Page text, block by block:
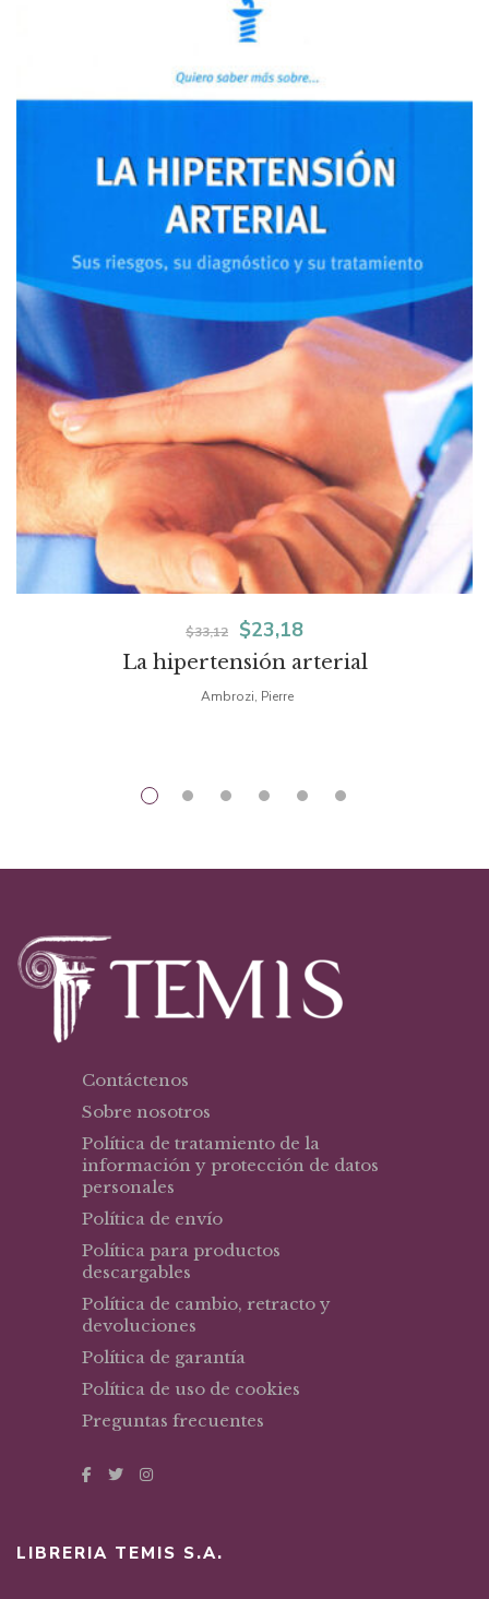
La hipertensión arterial
$33,12
El
precio
original
$33,12.
$23,18El
precio
$23,18.
Ambrozi, Pierre
Contáctenos
Sobre nosotros
Política de tratamiento de la
información y protección de datos
personales
Política de envío
Política para productos
descargables
Política de cambio, retracto y
devoluciones
Política de garantía
Política de uso de cookies
Preguntas frecuentes
LIBRERIA TEMIS S.A.